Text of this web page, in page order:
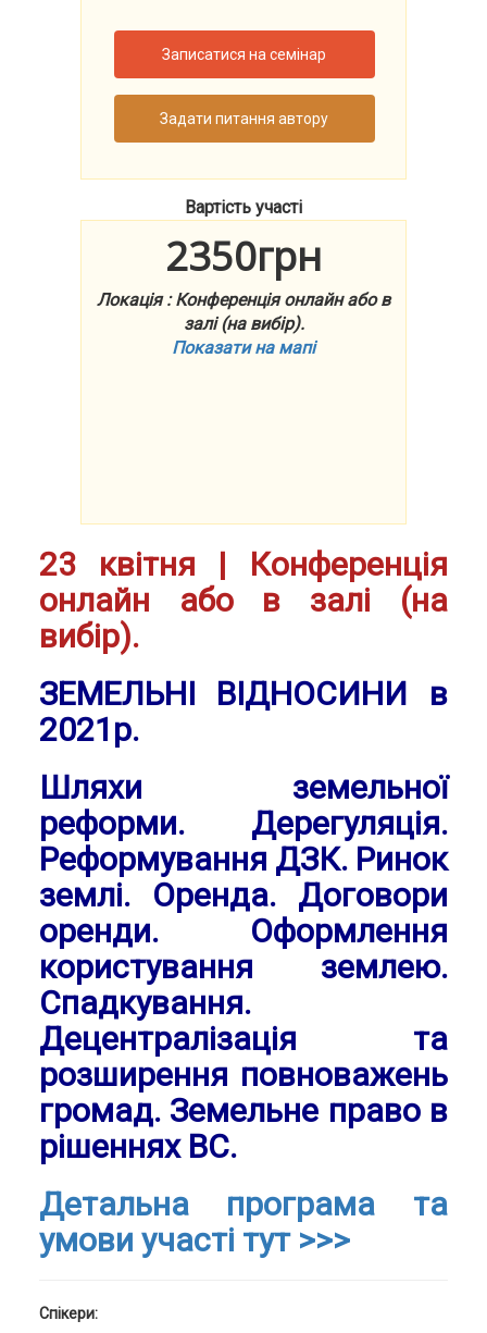
Записатися на семінар
Задати питання автору
Вартість участі
2350грн
Локація : Конференція онлайн або в
залі (на вибір).
Показати на мапі
23 квітня | Конференція
онлайн або в залі (на
вибір).
ЗЕМЕЛЬНІ ВІДНОСИНИ в
2021р.
Шляхи земельної
реформи. Дерегуляція.
Реформування ДЗК. Ринок
землі. Оренда. Договори
оренди. Оформлення
користування землею.
Спадкування.
Децентралізація та
розширення повноважень
громад. Земельне право в
рішеннях ВС​.
Детальна програма та
умови участі тут >>>
Спікери: